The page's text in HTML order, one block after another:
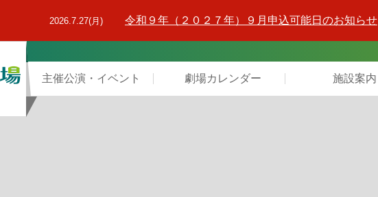
2026.7.27(月) 令和９年（２０２７年）９月申込可能日のお知らせ
主催公演・イベント 劇場カレンダー 施設案内